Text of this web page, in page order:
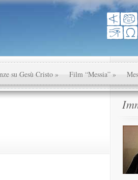
su Gesù Cristo » Film “Messia” »